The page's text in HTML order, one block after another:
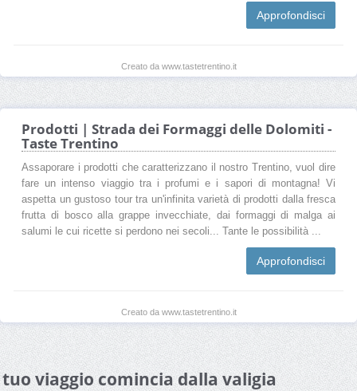
Approfondisci
Creato da www.tastetrentino.it
Prodotti | Strada dei Formaggi delle Dolomiti -
Taste Trentino
Assaporare i prodotti che caratterizzano il nostro Trentino, vuol dire
fare un intenso viaggio tra i profumi e i sapori di montagna! Vi
aspetta un gustoso tour tra un'infinita varietà di prodotti dalla fresca
frutta di bosco alla grappe invecchiate, dai formaggi di malga ai
salumi le cui ricette si perdono nei secoli... Tante le possibilità ...
Approfondisci
Creato da www.tastetrentino.it
viaggio comincia dalla valigia